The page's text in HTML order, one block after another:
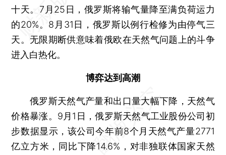
十天。7月25日，俄罗斯将输气量降至满负荷运力
的20%。8月31日，俄罗斯以例行检修为由停气三
天。无限期断供意味着俄欧在天然气问题上的斗争
进入白热化。
博弈达到高潮
俄罗斯天然气产量和出口量大幅下降，天然气
价格暴涨。9月1日，俄罗斯天然气工业股份公司初
步数据显示，该公司今年前8个月天然气产量2771
亿立方米，同比下降14.6%，对非独联体国家天然